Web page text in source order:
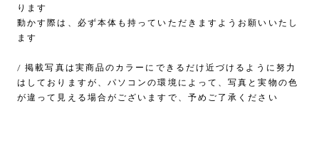
ります
動かす際は、必ず本体も持っていただきますようお願いいたし
ます
/ 掲載写真は実商品のカラーにできるだけ近づけるように努力
はしておりますが、パソコンの環境によって、写真と実物の色
が違って見える場合がございますで、予めご了承ください